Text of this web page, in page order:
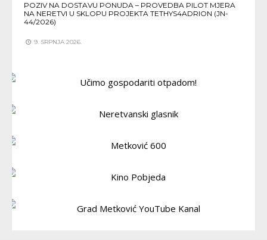
POZIV NA DOSTAVU PONUDA – PROVEDBA PILOT MJERA
NA NERETVI U SKLOPU PROJEKTA TETHYS4ADRION (JN-
44/2026)
9. SRPNJA 2026.